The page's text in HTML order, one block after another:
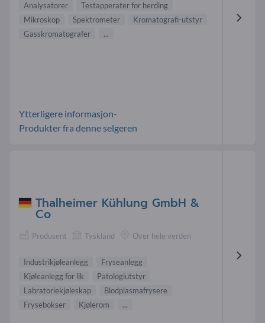
Analysatorer
Testapperater for herding
Mikroskop
Spektrometer
Kromatografi-utstyr
Gasskromatografer
...
Ytterligere informasjon-
Produkter fra denne selgeren
Thalheimer Kühlung GmbH &
Co
Produsent Tyskland Over hele verden
Industrikjøleanlegg
Fryseanlegg
Kjøleanlegg for lik
Patologiutstyr
Labratoriekjøleskap
Blodplasmafrysere
Frysebokser
Kjølerom ...